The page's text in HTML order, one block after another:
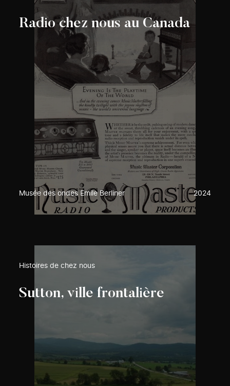
Radio chez nous au Canada
Musée des ondes Emile Berliner 2024
Histoires de chez nous
Sutton, ville frontalière